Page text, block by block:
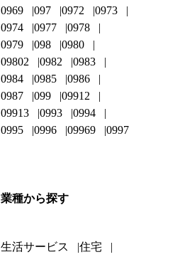
0969
097 0972
0973
0974
0977
0978
0979
098
0980
09802
0982
0983
0984
0985
0986
0987
099
09912
09913
0993
0994
0995
0996 09969 0997
業種から探す
生活サービス 住宅